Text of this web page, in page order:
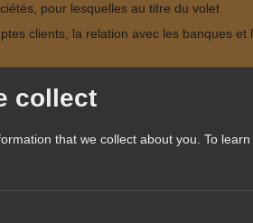
pour lesquelles au titre du volet
clients, la relation avec les banques et
paie, du suivi des congés, maladies,
vous disposez d’une solide expérience
collect
that we collect about you. To learn